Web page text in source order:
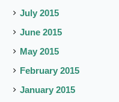
July 2015
June 2015
May 2015
February 2015
January 2015